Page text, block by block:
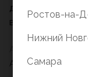
Анна Ллимос
доступных
в книге
Ростов-на-
Нижний
Самара